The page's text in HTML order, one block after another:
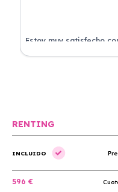
Estoy muy satisfecho
Renting. El coche está
RENTING
INCLUIDO
596 €